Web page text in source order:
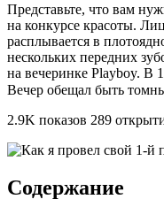
Представьте, что вам
на конкурсе красоты.
расплывается в
нескольких передних
на вечеринке Playboy. В
Вечер обещал быть
2.9K показов 289
Содержание